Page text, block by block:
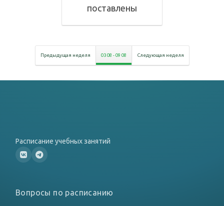
поставлены
Предыдущая неделя 03 08 -09 08 Следующая неделя
Расписание учебных занятий
Вопросы по расписанию